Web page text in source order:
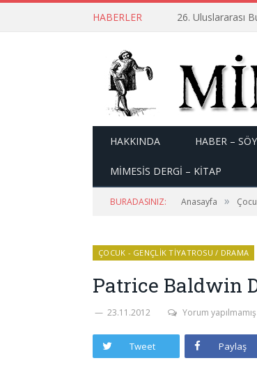
HABERLER 26. Uluslararası
HAKKINDA HABER –
MİMESİS DERGİ – KİTAP
BURADASINIZ: Anasayfa »
ÇOCUK - GENÇLIK TIYATROSU / DRAMA
Patrice Baldwin
23.11.2012 Yorum yapılmamış
Tweet Paylaş